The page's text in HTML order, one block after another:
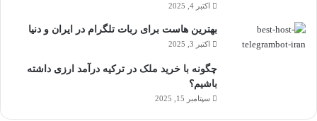
اکتبر 4, 2025
بهترین هاست برای ربات تلگرام در ایران و دنیا
اکتبر 3, 2025
چگونه با خرید ملک در ترکیه درآمد ارزی داشته
باشیم؟
سپتامبر 15, 2025